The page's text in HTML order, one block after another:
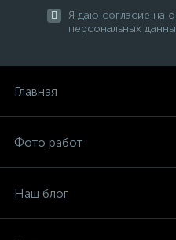
Я даю согласие на
персональных
Главная
Фото работ
Наш блог